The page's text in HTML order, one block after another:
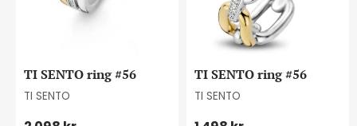
TI SENTO ring #56
TI SENTO
TI SENTO ring #56
TI SENTO